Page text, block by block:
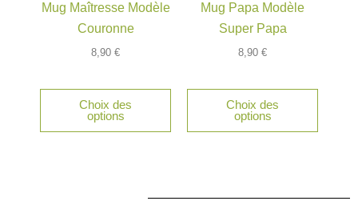
Mug Maîtresse Modèle
Couronne
8,90 €
Choix des
options
Mug Papa Modèle
Super Papa
8,90 €
Choix des
options